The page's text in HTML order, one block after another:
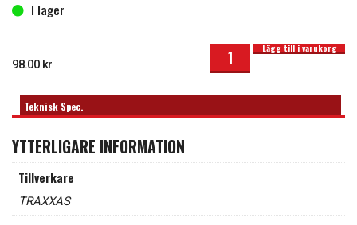
I lager
98.00 kr
I lager
Kullager 10x15x4mm Gummitätat Blå (2) mängd Lägg till i varukorg
Teknisk Spec.
YTTERLIGARE INFORMATION
Tillverkare
TRAXXAS